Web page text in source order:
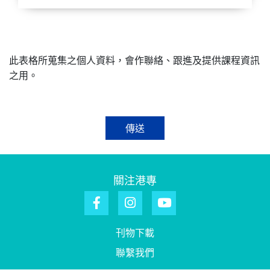
此表格所蒐集之個人資料，會作聯絡、跟進及提供課程資訊
之用。
傳送
關注港專
刊物下載
聯繫我們